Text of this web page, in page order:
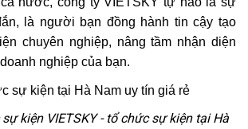
là người bạn đồng hành tin cậy tạo
chuyên nghiệp, nâng tầm nhận diện
nghiệp của bạn.
kiện VIETSKY - tổ chức sự kiện tại Hà